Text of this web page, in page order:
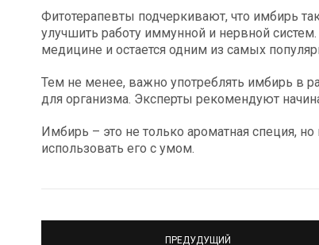
Фитотерапевты подчеркивают, что имбирь
улучшить работу иммунной и нервной
медицине и остается одним из самых
Тем не менее, важно употреблять имбирь в
для организма. Эксперты рекомендуют
Имбирь – это не только ароматная специя,
использовать его с умом.
ПРЕДУДУЩИЙ